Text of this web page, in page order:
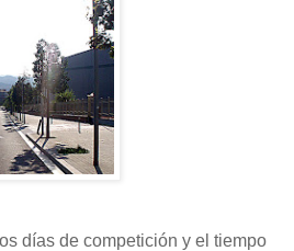
días de competición y el tiempo